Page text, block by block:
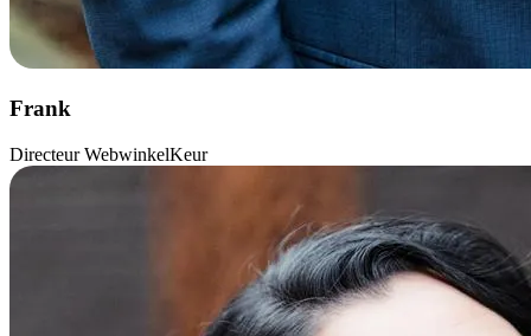
Frank
Directeur WebwinkelKeur